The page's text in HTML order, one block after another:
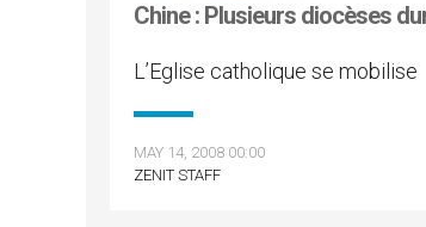
Chine : Plusieurs diocèses
L’Eglise catholique se mobilise
MAY 14, 2008 00:00
ZENIT STAFF